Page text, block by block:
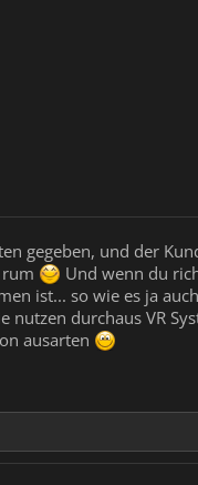
gegeben, und der
Und wenn du
ist... so wie es ja
durchaus VR
ausarten